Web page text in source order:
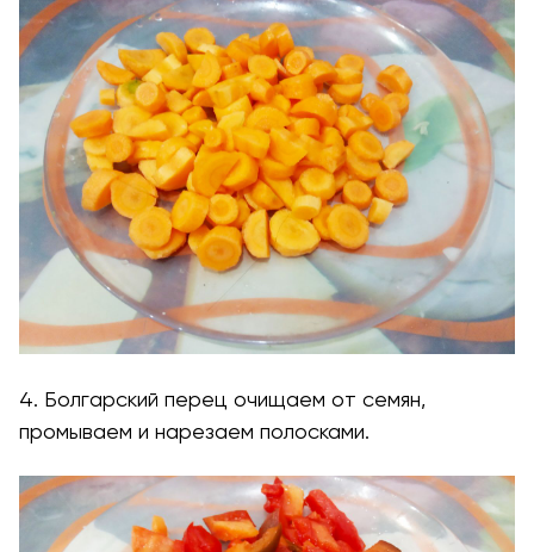
4. Болгарский перец очищаем от семян,
промываем и нарезаем полосками.